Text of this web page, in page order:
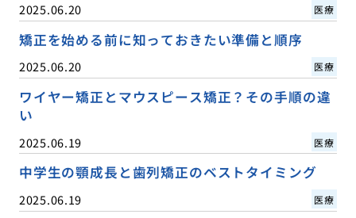
2025.06.20 医療
矯正を始める前に知っておきたい準備と順序
2025.06.20 医療
ワイヤー矯正とマウスピース矯正？その手順の違
い
2025.06.19 医療
中学生の顎成長と歯列矯正のベストタイミング
2025.06.19 医療